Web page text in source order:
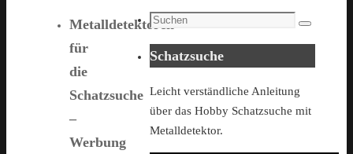
Metalldetektoren
für
die
Schatzsuche
–
Werbung
Search
Suchen
Schatzsuche
Leicht verständliche Anleitung
über das Hobby Schatzsuche mit
Metalldetektor.